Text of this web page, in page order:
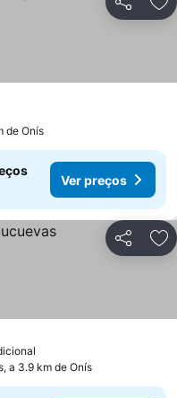
Partilhar
de Onís
Ver preços
Partilhar
a 3.9 km de Onís